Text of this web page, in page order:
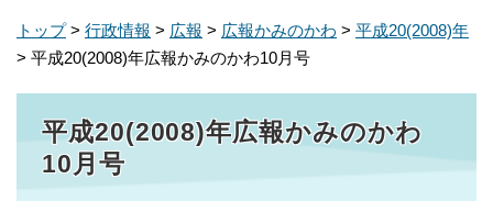
トップ> 行政情報 > 広報 > 広報かみのかわ > 平成20(2008)年
> 平成20(2008)年広報かみのかわ10月号
平成20(2008)年広報かみのかわ
10月号